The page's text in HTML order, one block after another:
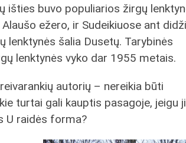
išties buvo populiarios žirgų
ežero, ir Sudeikiuose ant
lenktynės šalia Dusetų. Tarybinės
lenktynės vyko dar 1955 metais.
autorių – nereikia būti
turtai gali kauptis pasagoje, jeigu ji
U raidės forma?